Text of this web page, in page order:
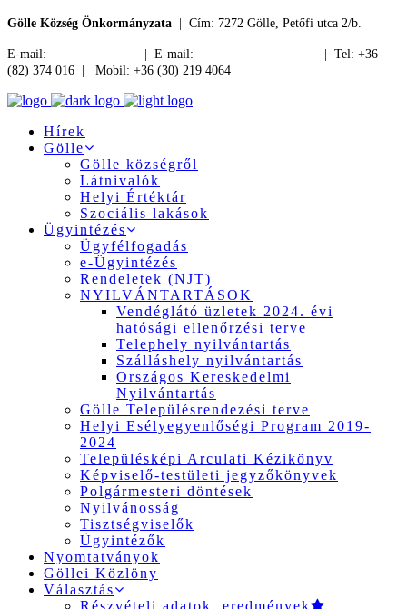
Gölle Község Önkormányzata | Cím: 7272 Gölle, Petőfi utca 2/b.
E-mail: | E-mail:
| Tel: +36
(82) 374 016 | Mobil: +36 (30) 219 4064
Hírek
Gölle
Gölle községről
Látnivalók
Helyi Értéktár
Szociális lakások
Ügyintézés
Ügyfélfogadás
e-Ügyintézés
Rendeletek (NJT)
NYILVÁNTARTÁSOK
Vendéglátó üzletek 2024. évi
hatósági ellenőrzési terve
Telephely nyilvántartás
Szálláshely nyilvántartás
Országos Kereskedelmi
Nyilvántartás
Gölle Településrendezési terve
Helyi Esélyegyenlőségi Program 2019-
2024
Településképi Arculati Kézikönyv
Képviselő-testületi jegyzőkönyvek
Polgármesteri döntések
Nyilvánosság
Tisztségviselők
Ügyintézők
Nyomtatványok
Göllei Közlöny
Választás
Részvételi adatok, eredmények